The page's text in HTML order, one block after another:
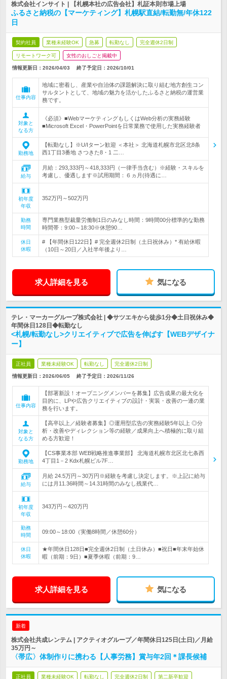
株式会社インサイト | 【札幌本社の広告会社】札証本則市場上場
ふるさと納税の【マーケティング】札幌駅直結/転勤無/年休122
日
契約社員 業種未経験OK 急募 転勤なし 完全週休2日制
リモートワーク可 女性のおしごと掲載中
情報更新日：2026/04/03 終了予定日： 2026/10/01
仕事内容
地域に密着し、産業や自治体の課題解決に取り組む地方創生コン
サルタントとして、地域の魅力を活かしたふるさと納税の運営業
務です。
対象と
なる方
《必須》■WebマーケティングもしくはWeb分析の実務経験
■Microsoft Excel・PowerPointを日常業務で使用した実務経験者
勤務地
【転勤なし】※U/Iターン歓迎 ＜本社＞ 北海道札幌市北区北8条
西1丁目3番地 さつきた8・1 二…
給与
月給：293,333円～418,333円（一律手当含む）※経験・スキルを
考慮し、優遇します※試用期間：６ヵ月(待遇に…
初年度
年収
352万円～502万円
勤務
時間
専門業務型裁量労働制1日のみなし時間：9時間00分標準的な勤務
時間帯：9:00～18:30※休憩90…
休日
休暇
# 【年間休日122日】# 完全週休2日制（土日祝休み）* 有給休暇
（10日～20日／入社半年後より…
求人詳細を見る 気になる
テレ・マーカーグループ株式会社 | ◆サツエキから徒歩1分◆土日祝休み◆
年間休日128日◆転勤なし
<札幌/転勤なし>クリエイティブで広告を伸ばす【WEBデザイナ
ー】
正社員 業種未経験OK 転勤なし 完全週休2日制
情報更新日：2026/06/05 終了予定日： 2026/11/26
仕事内容
【部署新設！オープニングメンバーを募集】広告成果の最大化を
目的に、LPや広告クリエイティブの設計・実装・改善の一連の業
務を行います。
対象と
なる方
【高卒以上／経験者募集】◎運用型広告の実務経験5年以上 ◎分
析・改善やディレクション等の経験／成果向上へ積極的に取り組
める方歓迎！
勤務地
【CS事業本部 WEB戦略推進事業部】 北海道札幌市北区北七条西
4丁目1－2 Kdx札幌ビル7F…
給与
月給 24.5万円～30万円※経験を考慮し決定します。※上記に給与
には月11.36時間～14.31時間のみなし残業代…
初年度
年収
343万円～420万円
勤務
時間
09:00～18:00（実働8時間／休憩60分）
休日
休暇
★年間休日128日■完全週休2日制（土日休み）■祝日■年末年始休
暇（前期：9日）■夏季休暇（前期：9…
求人詳細を見る 気になる
新着
株式会社共成レンテム | アクティオグループ／年間休日125日(土日)／月給
35万円～
〈帯広〉体制作りに携わる【人事労務】賞与年2回＊課長候補
正社員 業種未経験OK 転勤なし 完全週休2日制 第二新卒歓迎